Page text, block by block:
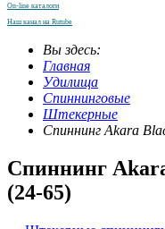
On-line каталоги
Наш канал на Rutube
Вы здесь:
Главная
Удилища
Спиннинговые
Штекерные
Спиннинг Akara
Спиннинг
(24-65)